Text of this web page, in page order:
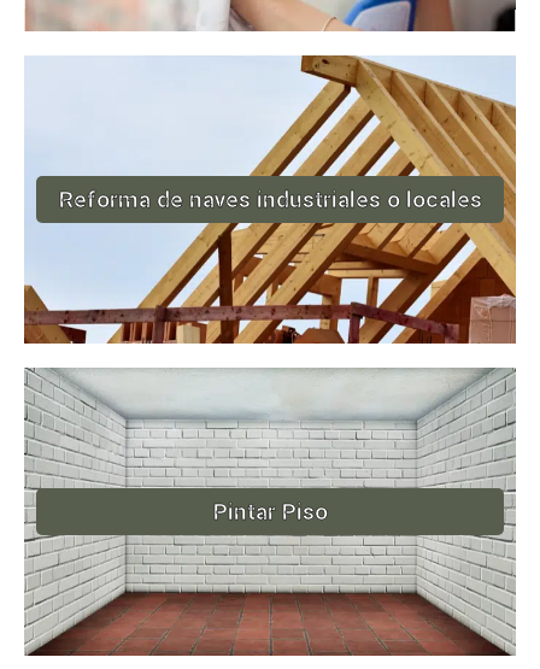
Reforma de naves industriales o locales
Pintar Piso